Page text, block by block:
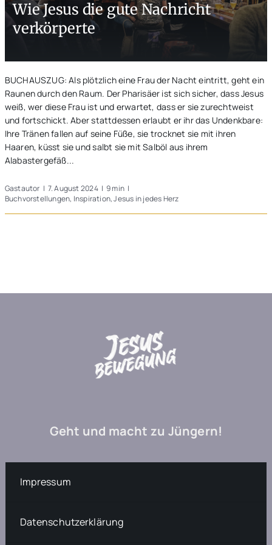
Unterwegs
Wie Jesus die gute Nachricht
verkörperte
BUCHAUSZUG: Als plötzlich eine Frau der Nacht eintritt, geht ein
Raunen durch den Raum. Der Pharisäer ist sich sicher, dass Jesus
weiß, wer diese Frau ist und erwartet, dass er sie zurechtweist
und fortschickt. Aber stattdessen erlaubt er ihr das Undenkbare:
Ihre Tränen fallen auf seine Füße, sie trocknet sie mit ihren
Haaren, küsst sie und salbt sie mit Salböl aus ihrem
Alabastergefäß...
Gastautor | 7. August 2024 | 9 min |
Buchvorstellungen, Inspiration,Jesus in jedes Herz
Geht und macht zu Jüngern!
Impressum
Datenschutzerklärung